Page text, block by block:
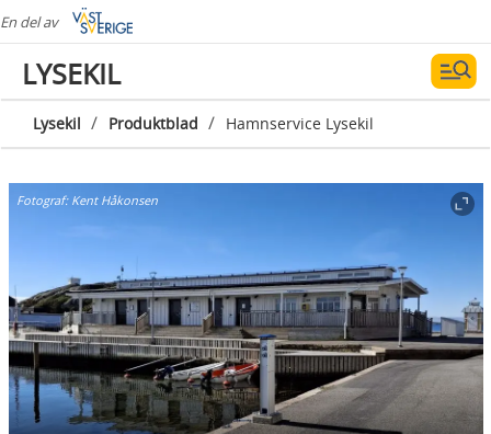
En del av
LYSEKIL
Lysekil / Produktblad / Hamnservice Lysekil
Fotograf: Kent Håkonsen